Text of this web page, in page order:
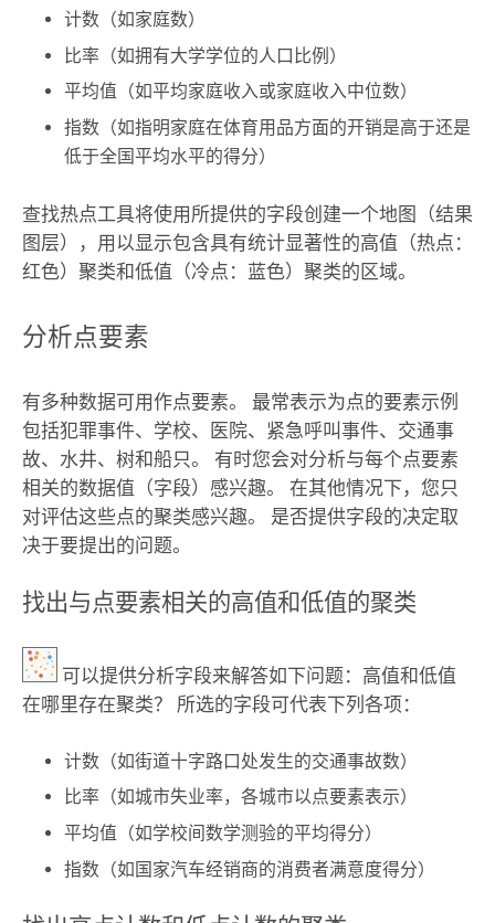
计数（如家庭数）
比率（如拥有大学学位的人口比例）
平均值（如平均家庭收入或家庭收入中位数）
指数（如指明家庭在体育用品方面的开销是高于还是
低于全国平均水平的得分）
查找热点工具将使用所提供的字段创建一个地图（结果
图层），用以显示包含具有统计显著性的高值（热点：
红色）聚类和低值（冷点：蓝色）聚类的区域。
分析点要素
有多种数据可用作点要素。 最常表示为点的要素示例
包括犯罪事件、学校、医院、紧急呼叫事件、交通事
故、水井、树和船只。 有时您会对分析与每个点要素
相关的数据值（字段）感兴趣。 在其他情况下，您只
对评估这些点的聚类感兴趣。 是否提供字段的决定取
决于要提出的问题。
找出与点要素相关的高值和低值的聚类
可以提供分析字段来解答如下问题：高值和低值
在哪里存在聚类？ 所选的字段可代表下列各项：
计数（如街道十字路口处发生的交通事故数）
比率（如城市失业率，各城市以点要素表示）
平均值（如学校间数学测验的平均得分）
指数（如国家汽车经销商的消费者满意度得分）